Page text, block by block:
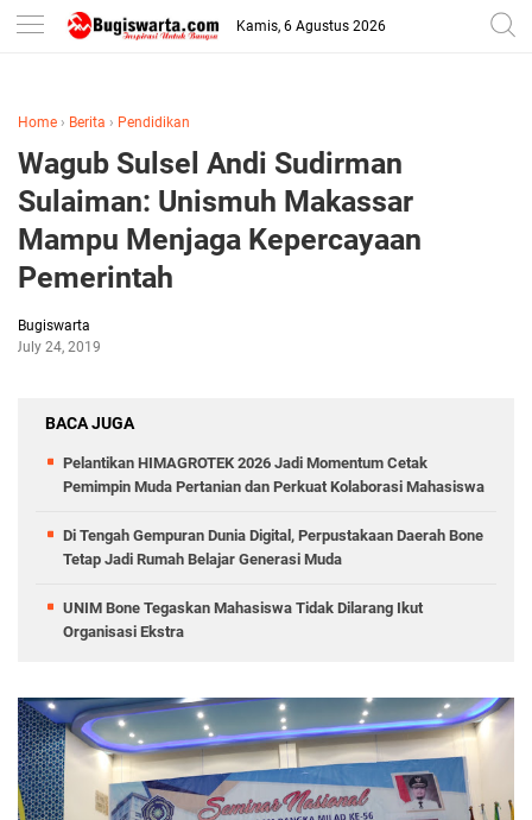
-->
Kamis, 6 Agustus 2026
Home › Berita › Pendidikan
Wagub Sulsel Andi Sudirman
Sulaiman: Unismuh Makassar
Mampu Menjaga Kepercayaan
Pemerintah
Bugiswarta
July 24, 2019
BACA JUGA
Pelantikan HIMAGROTEK 2026 Jadi Momentum Cetak
Pemimpin Muda Pertanian dan Perkuat Kolaborasi Mahasiswa
Di Tengah Gempuran Dunia Digital, Perpustakaan Daerah Bone
Tetap Jadi Rumah Belajar Generasi Muda
UNIM Bone Tegaskan Mahasiswa Tidak Dilarang Ikut
Organisasi Ekstra